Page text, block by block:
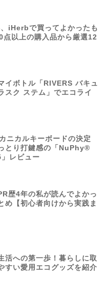
iHerbで買ってよかったも
点以上の購入品から厳選12
イボトル「RIVERS バキュ
スク ステム」でエコライ
ニカルキーボードの決定
とり打鍵感の「NuPhy®
レビュー
歴4年の私が読んでよかっ
め【初心者向けから実践ま
活への第一歩！暮らしに取
すい愛用エコグッズを紹介